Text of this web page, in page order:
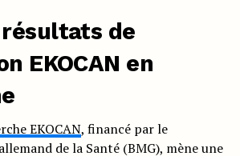
de
EKOCAN en
EKOCAN, financé par le
de la Santé (BMG), mène une